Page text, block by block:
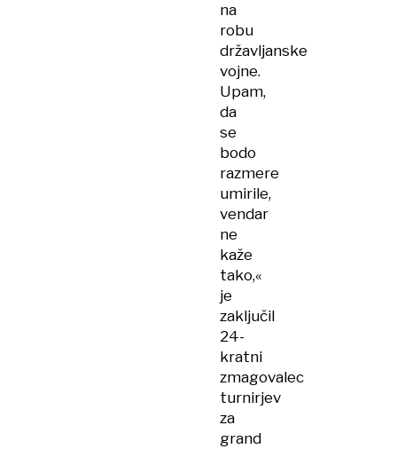
na
robu
državljanske
vojne.
Upam,
da
se
bodo
razmere
umirile,
vendar
ne
kaže
tako,«
je
zaključil
24-
kratni
zmagovalec
turnirjev
za
grand